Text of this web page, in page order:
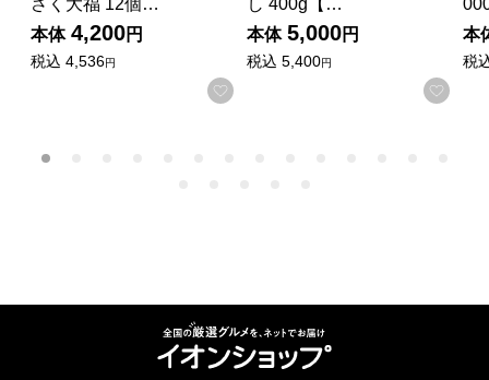
本体 4,200円
税込 4,536円
お気に入りに登録する
本体 5,000円
税込 5,400円
お気
本
税